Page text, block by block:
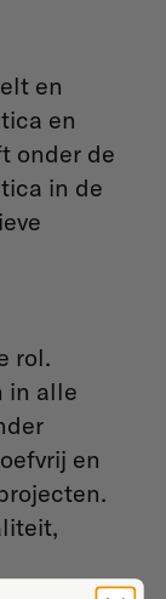
en
en
onder de
in de
rol.
in alle
en